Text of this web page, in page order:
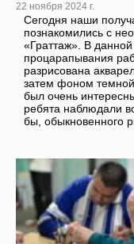
22 ноября 2024 г.
Сегодня наши
познакомились с
«Граттаж». В
процарапывания
разрисована
затем фоном темной
был очень
ребята наблюдали
бы, обыкновенного